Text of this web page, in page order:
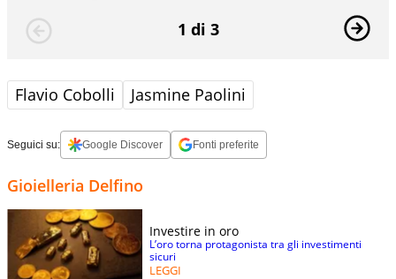
1 di 3
Flavio Cobolli Jasmine Paolini
Seguici su: Google Discover Fonti preferite
Gioielleria Delfino
Investire in oro
L’oro torna protagonista tra gli investimenti
sicuri
LEGGI